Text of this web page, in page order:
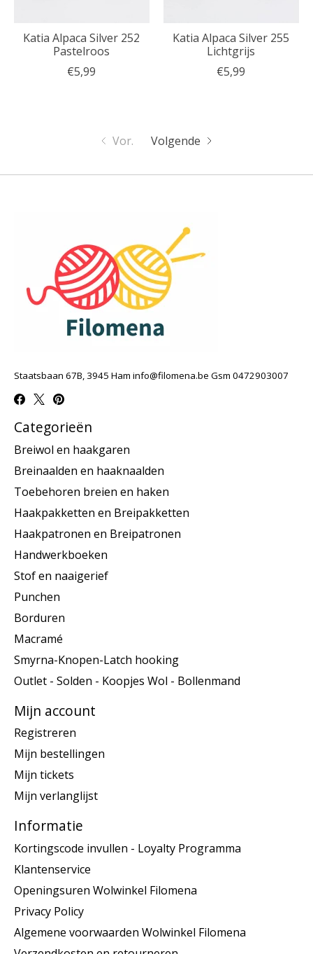
Katia Alpaca Silver 252
Pastelroos
€5,99
Katia Alpaca Silver 255
Lichtgrijs
€5,99
Vor. Volgende
Staatsbaan 67B, 3945 Ham info@filomena.be Gsm 0472903007
Categorieën
Breiwol en haakgaren
Breinaalden en haaknaalden
Toebehoren breien en haken
Haakpakketten en Breipakketten
Haakpatronen en Breipatronen
Handwerkboeken
Stof en naaigerief
Punchen
Borduren
Macramé
Smyrna-Knopen-Latch hooking
Outlet - Solden - Koopjes Wol - Bollenmand
Mijn account
Registreren
Mijn bestellingen
Mijn tickets
Mijn verlanglijst
Informatie
Kortingscode invullen - Loyalty Programma
Klantenservice
Openingsuren Wolwinkel Filomena
Privacy Policy
Algemene voorwaarden Wolwinkel Filomena